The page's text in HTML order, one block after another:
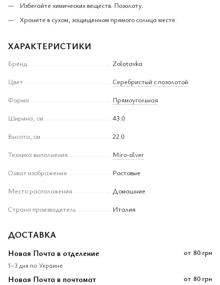
Избегайте химических веществ. Позолоту.
Храните в сухом, защищенном прямого солнца месте.
ХАРАКТЕРИСТИКИ
Бренд
Zolotavka
Цвет
Серебристый с позолотой
Форма
Прямоугольная
Ширина, см
43.0
Высота, см
22.0
Техника выполнения
Miro-silver
Охват изображения
Ростовые
Место расположения
Домашние
Страна производитель
Италия
ДОСТАВКА
Новая Почта в отделение
1–3 дня по Украине
от 80 грн
Новая Почта в почтомат от 80 грн